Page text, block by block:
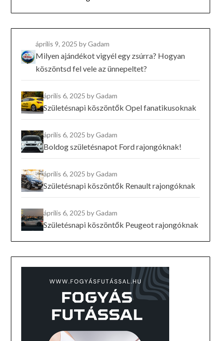
április 9, 2025 by Gadam
Milyen ajándékot vigyél egy zsúrra? Hogyan
köszöntsd fel vele az ünnepeltet?
április 6, 2025by Gadam
Születésnapi köszöntők Opel fanatikusoknak
április 6, 2025by Gadam
Boldog születésnapot Ford rajongóknak!
április 6, 2025by Gadam
Születésnapi köszöntők Renault rajongóknak
április 6, 2025by Gadam
Születésnapi köszöntők Peugeot rajongóknak